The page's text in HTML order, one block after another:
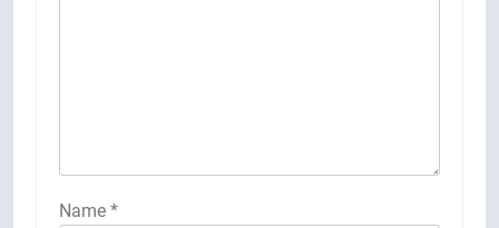
Name *